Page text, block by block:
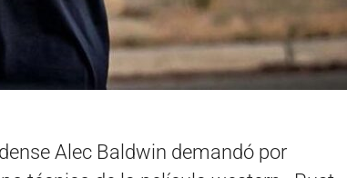
Alec Baldwin demandó por